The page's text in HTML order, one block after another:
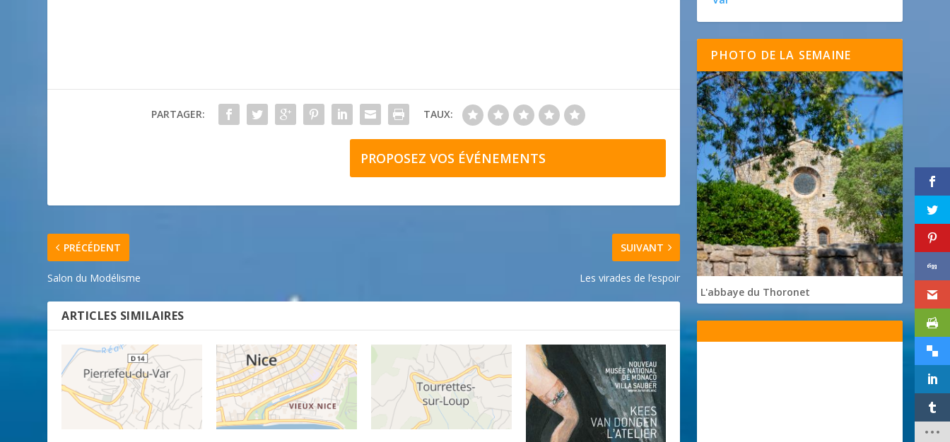
PARTAGER: TAUX:
PROPOSEZ VOS ÉVÉNEMENTS
PRÉCÉDENT
Salon du Modélisme
SUIVANT
Les virades de l’espoir
ARTICLES SIMILAIRES
PHOTO DE LA SEMAINE
L'abbaye du Thoronet